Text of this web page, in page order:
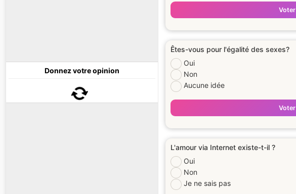
Donnez votre opinion
Voter
Êtes-vous pour l'égalité des sexes?
Oui
Non
Aucune idée
Voter
L'amour via Internet existe-t-il ?
Oui
Non
Je ne sais pas